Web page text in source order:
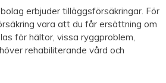
erbjuder tilläggsförsäkringar. För
vara att du får ersättning om
för hältor, vissa ryggproblem,
rehabiliterande vård och